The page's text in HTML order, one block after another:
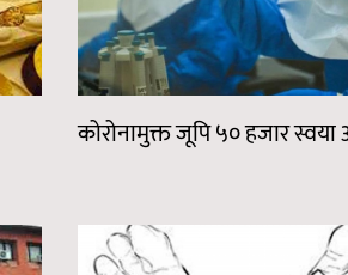
कोरोनामुक्त जूपि ५० हजार स्वया